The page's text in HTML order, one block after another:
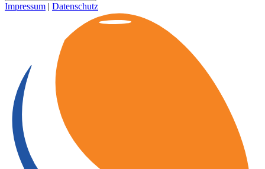
Impressum | Datenschutz